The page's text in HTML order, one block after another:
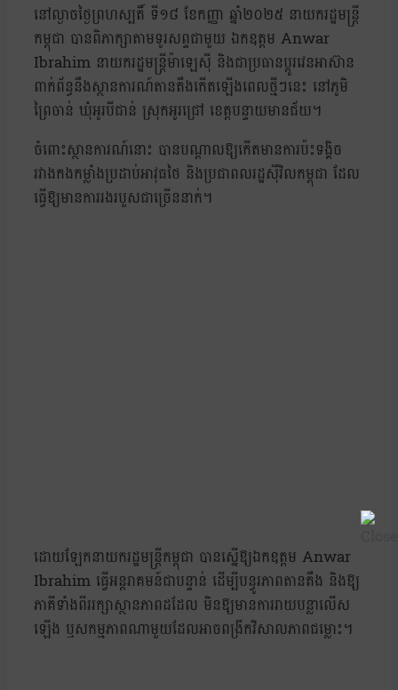
នៅល្ងាចថ្ងៃព្រហស្បតិ៍ ទី១៨ ខែកញ្ញា ឆ្នាំ២០២៥ នាយករដ្ឋមន្ត្រី
កម្ពុជា បានពិភាក្សាតាមទូរសព្ទជាមួយ ឯកឧត្តម Anwar
Ibrahim នាយករដ្ឋមន្ត្រីម៉ាឡេស៊ី និងជាប្រធានប្តូរវេនអាស៊ាន
ពាក់ព័ន្ធនឹងស្ថានការណ៍តានតឹងកើតឡើងពេលថ្មីៗនេះ នៅភូមិ
ព្រៃចាន់ ឃុំអូរបីជាន់ ស្រុកអូរជ្រៅ ខេត្តបន្ទាយមានជ័យ។
ចំពោះស្ថានការណ៍នោះ បានបណ្តាលឱ្យកើតមានការប៉ះទង្គិច
រវាងកងកម្លាំងប្រដាប់អាវុធថៃ និងប្រជាពលរដ្ឋស៊ីវិលកម្ពុជា ដែល
ធ្វើឱ្យមានការរងរបួសជាច្រើននាក់។
ដោយឡែកនាយករដ្ឋមន្ត្រីកម្ពុជា បានស្នើឱ្យឯកឧត្តម Anwar
Ibrahim ធ្វើអន្តរាគមន៍ជាបន្ទាន់ ដើម្បីបន្ធូរភាពតានតឹង និងឱ្យ
ភាគីទាំងពីររក្សាស្ថានភាពដដែល មិនឱ្យមានការរាយបន្លាលើស
ឡើង ឬសកម្មភាពណាមួយដែលអាចពង្រីកវិសាលភាពជម្លោះ។